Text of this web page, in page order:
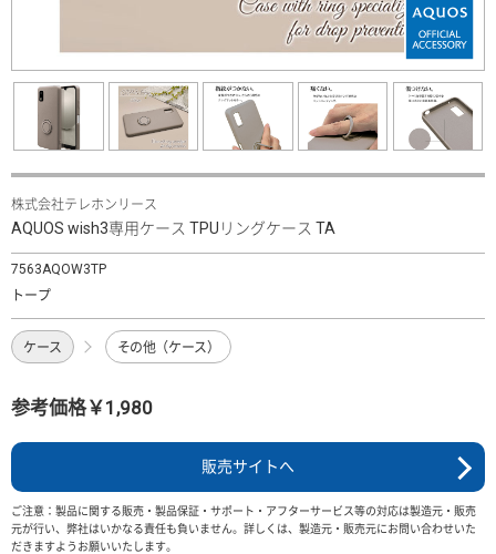
株式会社テレホンリース
AQUOS wish3専用ケース TPUリングケース TA
7563AQOW3TP
トープ
ケース その他（ケース）
参考価格￥1,980
販売サイトへ
ご注意：製品に関する販売・製品保証・サポート・アフターサービス等の対応は製造元・販売
元が行い、弊社はいかなる責任も負いません。詳しくは、製造元・販売元にお問い合わせいた
だきますようお願いいたします。